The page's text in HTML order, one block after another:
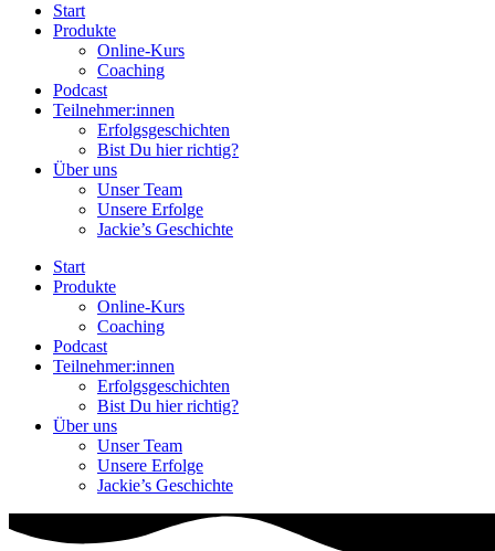
Start
Produkte
Online-Kurs
Coaching
Podcast
Teilnehmer:innen
Erfolgsgeschichten
Bist Du hier richtig?
Über uns
Unser Team
Unsere Erfolge
Jackie’s Geschichte
Start
Produkte
Online-Kurs
Coaching
Podcast
Teilnehmer:innen
Erfolgsgeschichten
Bist Du hier richtig?
Über uns
Unser Team
Unsere Erfolge
Jackie’s Geschichte